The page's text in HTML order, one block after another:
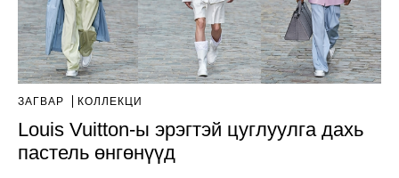
ЗАГВАР КОЛЛЕКЦИ
Louis Vuitton-ы эрэгтэй цуглуулга дахь
пастель өнгөнүүд